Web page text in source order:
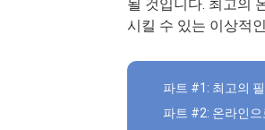
될 것입니다. 최고의
시킬 수 있는 이상적
파트 #1: 최고의
파트 #2: 온라인